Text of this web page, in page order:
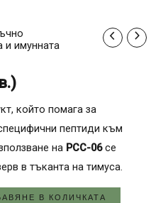
и имунната
)
който помага за
пептиди към
на PCC-06се
в тъканта на тимуса.
В КОЛИЧКАТА